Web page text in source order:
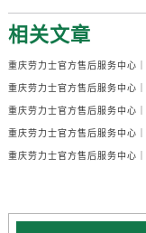
相关文章